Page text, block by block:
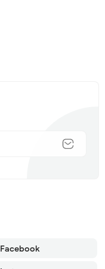
Facebook